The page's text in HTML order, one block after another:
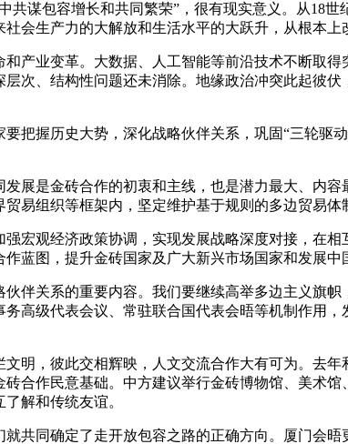
包容增长和共同繁荣”，很有现实意义。从18世
会生产力的大解放和生活水平的大跃升，从根本上
业变革。大数据、人工智能等前沿技术不断取得
次、结构性问题还未消除。地缘政治冲突此起彼
握历史大势，深化战略伙伴关系，巩固“三轮驱
是金砖合作的初衷和主线，也是潜力最大、内容
易组织等框架内，坚定维护基于规则的多边贸易
观经济政策协调，实现发展战略深度对接，在相
蓝图，提升金砖国家及广大新兴市场国家和发展中
关系的重要内容。我们要继续高举多边主义旗帜
高级代表会议、常驻联合国代表会晤等机制作用
，彼此交相辉映，人文交流合作大有可为。去年
合作民意基础。中方建议举行金砖博物馆、美术
解和传统友谊。
同确定了走开放包容之路的正确方向。厦门会晤